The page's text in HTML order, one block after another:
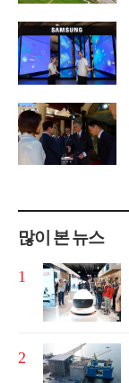
많이 본 뉴스